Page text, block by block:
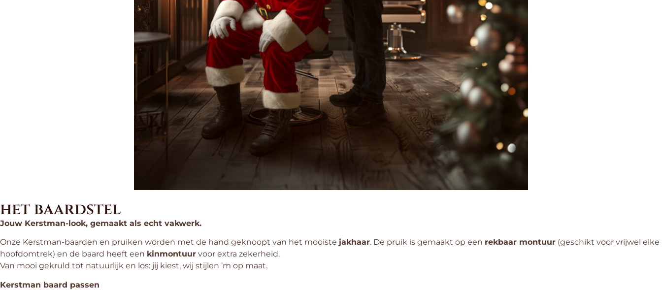
het baardstel
Jouw Kerstman-look, gemaakt als echt vakwerk.
Onze Kerstman-baarden en pruiken worden met de hand geknoopt van het mooiste jakhaar. De pruik is gemaakt op een rekbaar montuur (geschikt voor vrijwel elke
hoofdomtrek) en de baard heeft een kinmontuur voor extra zekerheid.
Van mooi gekruld tot natuurlijk en los: jij kiest, wij stijlen ’m op maat.
Kerstman baard passen